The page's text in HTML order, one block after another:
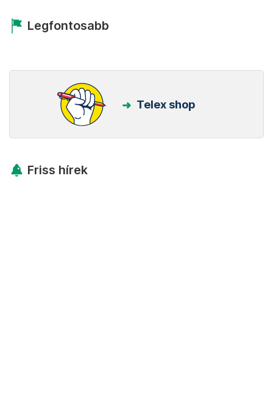
Legfontosabb
Telex shop
Friss hírek